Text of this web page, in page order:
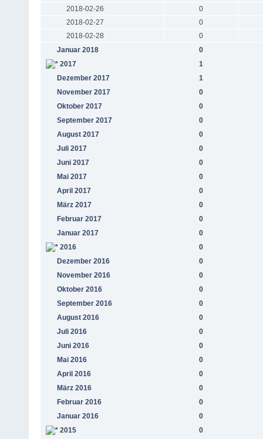
2018-02-26
0
2018-02-27
0
2018-02-28
0
Januar 2018
0
2017
1
Dezember 2017
1
November 2017
0
Oktober 2017
0
September 2017
0
August 2017
0
Juli 2017
0
Juni 2017
0
Mai 2017
0
April 2017
0
März 2017
0
Februar 2017
0
Januar 2017
0
2016
0
Dezember 2016
0
November 2016
0
Oktober 2016
0
September 2016
0
August 2016
0
Juli 2016
0
Juni 2016
0
Mai 2016
0
April 2016
0
März 2016
0
Februar 2016
0
Januar 2016
0
2015
0